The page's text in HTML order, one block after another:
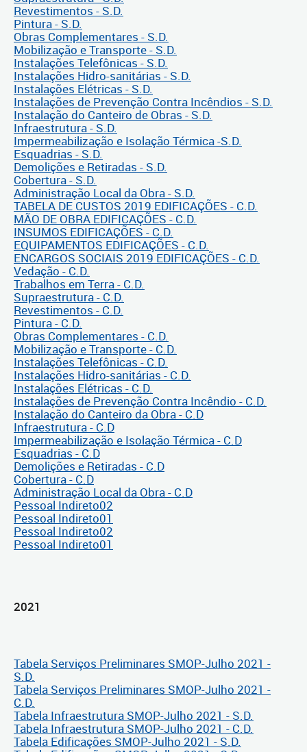
Revestimentos - S.D.
Pintura - S.D.
Obras Complementares - S.D.
Mobilização e Transporte - S.D.
Instalações Telefônicas - S.D.
Instalações Hidro-sanitárias - S.D.
Instalações Elétricas - S.D.
Instalações de Prevenção Contra Incêndios - S.D.
Instalação do Canteiro de Obras - S.D.
Infraestrutura - S.D.
Impermeabilização e Isolação Térmica -S.D.
Esquadrias - S.D.
Demolições e Retiradas - S.D.
Cobertura - S.D.
Administração Local da Obra - S.D.
TABELA DE CUSTOS 2019 EDIFICAÇÕES - C.D.
MÃO DE OBRA EDIFICAÇÕES - C.D.
INSUMOS EDIFICAÇÕES - C.D.
EQUIPAMENTOS EDIFICAÇÕES - C.D.
ENCARGOS SOCIAIS 2019 EDIFICAÇÕES - C.D.
Vedação - C.D.
Trabalhos em Terra - C.D.
Supraestrutura - C.D.
Revestimentos - C.D.
Pintura - C.D.
Obras Complementares - C.D.
Mobilização e Transporte - C.D.
Instalações Telefônicas - C.D.
Instalações Hidro-sanitárias - C.D.
Instalações Elétricas - C.D.
Instalações de Prevenção Contra Incêndio - C.D.
Instalação do Canteiro da Obra - C.D
Infraestrutura - C.D
Impermeabilização e Isolação Térmica - C.D
Esquadrias - C.D
Demolições e Retiradas - C.D
Cobertura - C.D
Administração Local da Obra - C.D
Pessoal Indireto02
Pessoal Indireto01
Pessoal Indireto02
Pessoal Indireto01
2021
Tabela Serviços Preliminares SMOP-Julho 2021 -
S.D.
Tabela Serviços Preliminares SMOP-Julho 2021 -
C.D.
Tabela Infraestrutura SMOP-Julho 2021 - S.D.
Tabela Infraestrutura SMOP-Julho 2021 - C.D.
Tabela Edificações SMOP-Julho 2021 - S.D.